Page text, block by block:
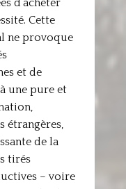
d’acheter
Cette
ne provoque
et de
une pure et
étrangères,
de la
tirés
– voire